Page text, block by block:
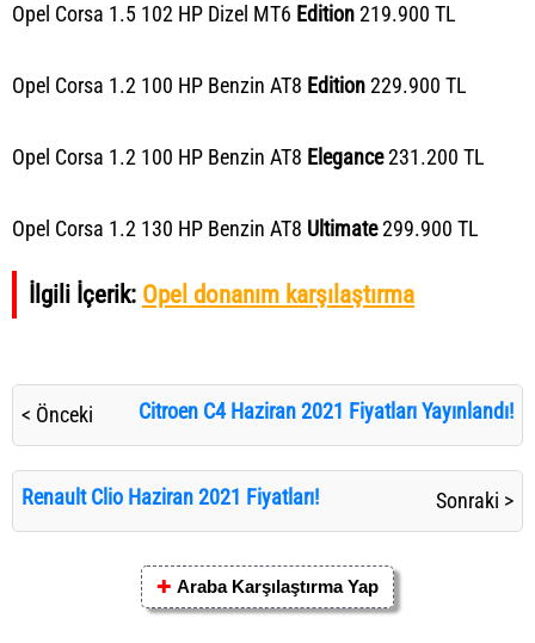
Opel Corsa 1.5 102 HP Dizel MT6 Edition219.900 TL
Opel Corsa 1.2 100 HP Benzin AT8 Edition229.900 TL
Opel Corsa 1.2 100 HP Benzin AT8 Elegance231.200 TL
Opel Corsa 1.2 130 HP Benzin AT8 Ultimate299.900 TL
İlgili İçerik: Opel donanım karşılaştırma
< Önceki Citroen C4 Haziran 2021 Fiyatları Yayınlandı!
Renault Clio Haziran 2021 Fiyatları! Sonraki >
✚ Araba Karşılaştırma Yap